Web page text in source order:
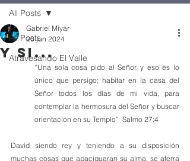
All Posts
Atravesando El Valle
All Posts
Y Si...
Gabriel Miyar
20 jun 2024
“Una sola cosa pido al Señor y eso es lo
único que persigo; habitar en la casa del
Señor todos los días de mi vida, para
contemplar la hermosura del Señor y buscar
orientación en su Templo”  Salmo 27:4
David siendo rey y teniendo a su disposición
muchas cosas que apaciguaran su alma, se aferra